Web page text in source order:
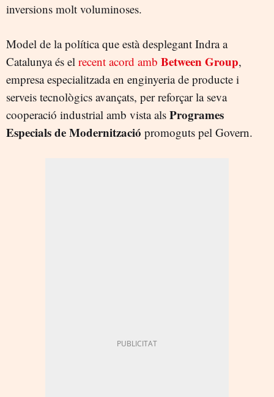
inversions molt voluminoses.
Model de la política que està desplegant Indra a
Catalunya és el recent acord amb Between Group,
empresa especialitzada en enginyeria de producte i
serveis tecnològics avançats, per reforçar la seva
cooperació industrial amb vista als Programes
Especials de Modernització promoguts pel Govern.